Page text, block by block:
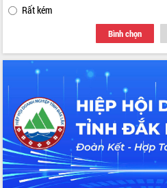
Rất kém
Bình chọn